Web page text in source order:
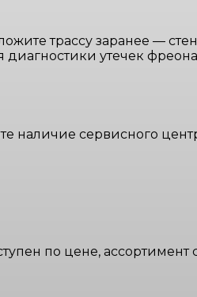
трассу заранее —
диагностики утечек
наличие сервисного
по цене, ассортимент